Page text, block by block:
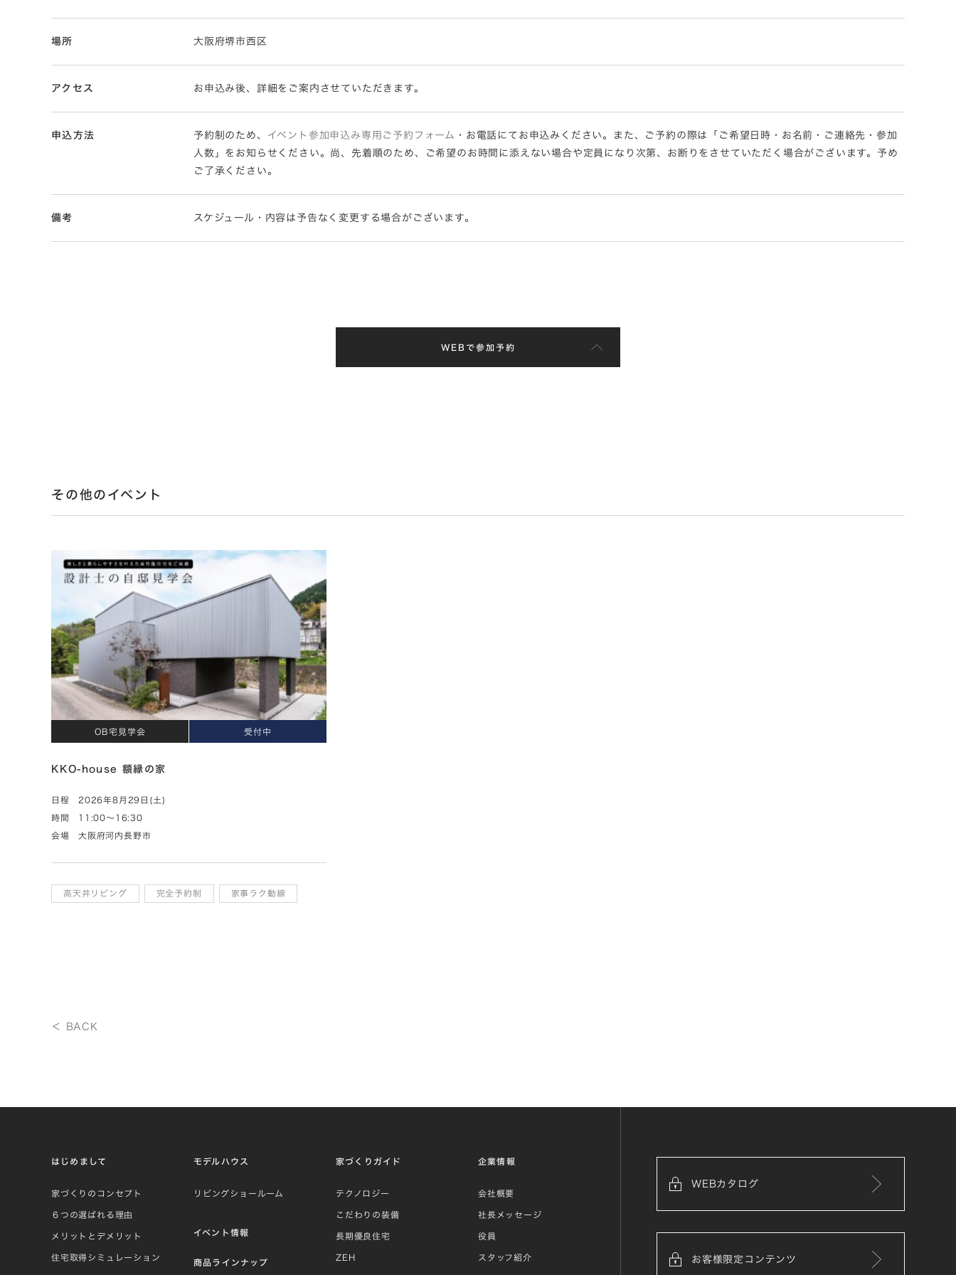
場所 大阪府堺市西区
アクセス お申込み後、詳細をご案内させていただきます。
申込方法 予約制のため、 イベント参加申込み専用ご予約フォーム ・お電話にてお申込みください。また、ご予約の際は「ご希望日時・お名前・ご連絡先・参加
人数」をお知らせください。尚、先着順のため、ご希望のお時間に添えない場合や定員になり次第、お断りをさせていただく場合がございます。予め
ご了承ください。
備考 スケジュール・内容は予告なく変更する場合がございます。
WEBで参加予約
その他のイベント
OB宅見学会 受付中
KKO-house 額縁の家
日程 2026年8月29日(土)
時間 11:00～16:30
会場 大阪府河内長野市
高天井リビング 完全予約制 家事ラク動線
＜ BACK
はじめまして
家づくりのコンセプト
６つの選ばれる理由
メリットとデメリット
住宅取得シミュレーション
モデルハウス
リビングショールーム
イベント情報
商品ラインナップ
家づくりガイド
テクノロジー
こだわりの装備
長期優良住宅
ZEH
企業情報
会社概要
社長メッセージ
役員
スタッフ紹介
WEBカタログ
お客様限定コンテンツ